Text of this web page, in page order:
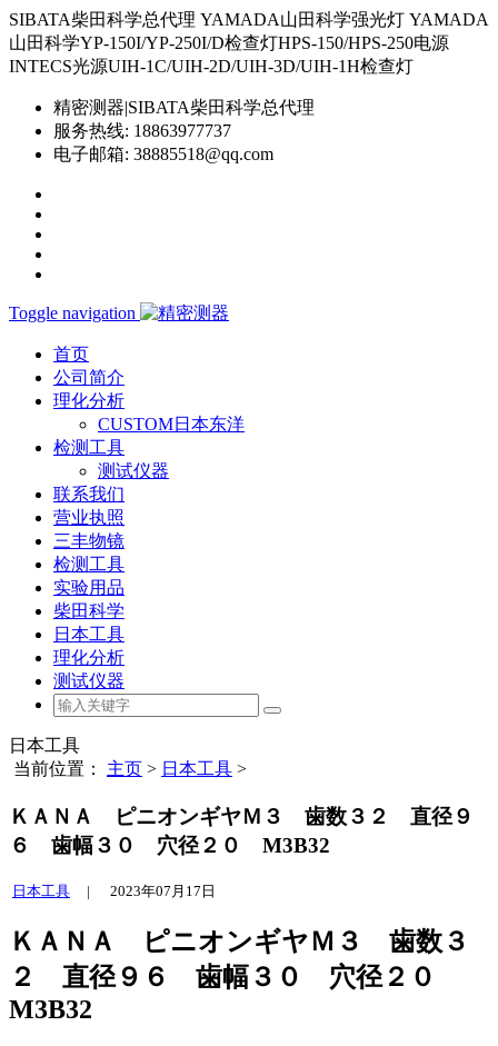
SIBATA柴田科学总代理 YAMADA山田科学强光灯 YAMADA
山田科学YP-150I/YP-250I/D检查灯HPS-150/HPS-250电源
INTECS光源UIH-1C/UIH-2D/UIH-3D/UIH-1H检查灯
精密测器|SIBATA柴田科学总代理
服务热线: 18863977737
电子邮箱: 38885518@qq.com
Toggle navigation
首页
公司简介
理化分析
CUSTOM日本东洋
检测工具
测试仪器
联系我们
营业执照
三丰物镜
检测工具
实验用品
柴田科学
日本工具
理化分析
测试仪器
日本工具
当前位置： 主页 > 日本工具 >
ＫＡＮＡ ピニオンギヤＭ３ 歯数３２ 直径９
６ 歯幅３０ 穴径２０ M3B32
日本工具 | 2023年07月17日
ＫＡＮＡ ピニオンギヤＭ３ 歯数３
２ 直径９６ 歯幅３０ 穴径２０
M3B32